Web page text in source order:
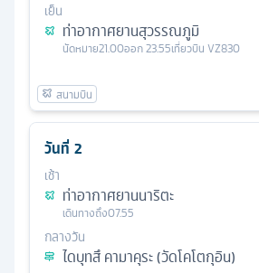
เย็น
ท่าอากาศยานสุวรรณภูมิ
นัดหมาย21.00ออก23.55เที่ยวบิน VZ830
วันที่ 2
เช้า
ท่าอากาศยานนาริตะ
เดินทางถึง07.55
กลางวัน
ไดบุทสึ คามาคุระ (วัดโคโตกุอิน)